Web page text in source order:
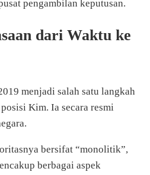
pengambilan keputusan.
dari Waktu ke
menjadi salah satu langkah
Kim. Ia secara resmi
bersifat “monolitik”,
berbagai aspek